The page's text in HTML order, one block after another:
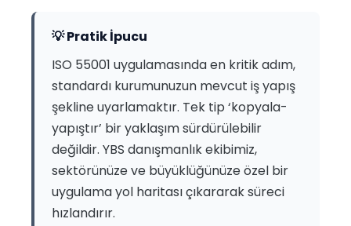
💡 Pratik İpucu
ISO 55001 uygulamasında en kritik adım,
standardı kurumunuzun mevcut iş yapış
şekline uyarlamaktır. Tek tip ‘kopyala-
yapıştır’ bir yaklaşım sürdürülebilir
değildir. YBS danışmanlık ekibimiz,
sektörünüze ve büyüklüğünüze özel bir
uygulama yol haritası çıkararak süreci
hızlandırır.